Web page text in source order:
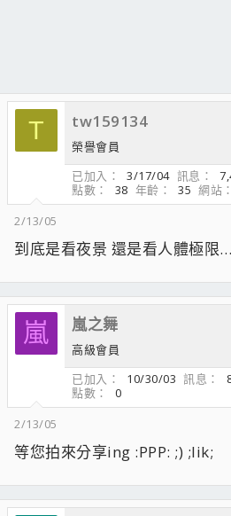
T tw159134
榮譽會員
已加入
3/17/04 訊息
點數
38 年齡 35 網站
2/13/05
到底是看夜景 還是看人體極限…
嵐 嵐之舞
高級會員
已加入
10/30/03 訊息
點數
0
2/13/05
等您拍來分享ing :PPP: ;) ;lik;